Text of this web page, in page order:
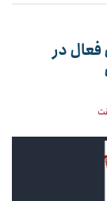
فعال در